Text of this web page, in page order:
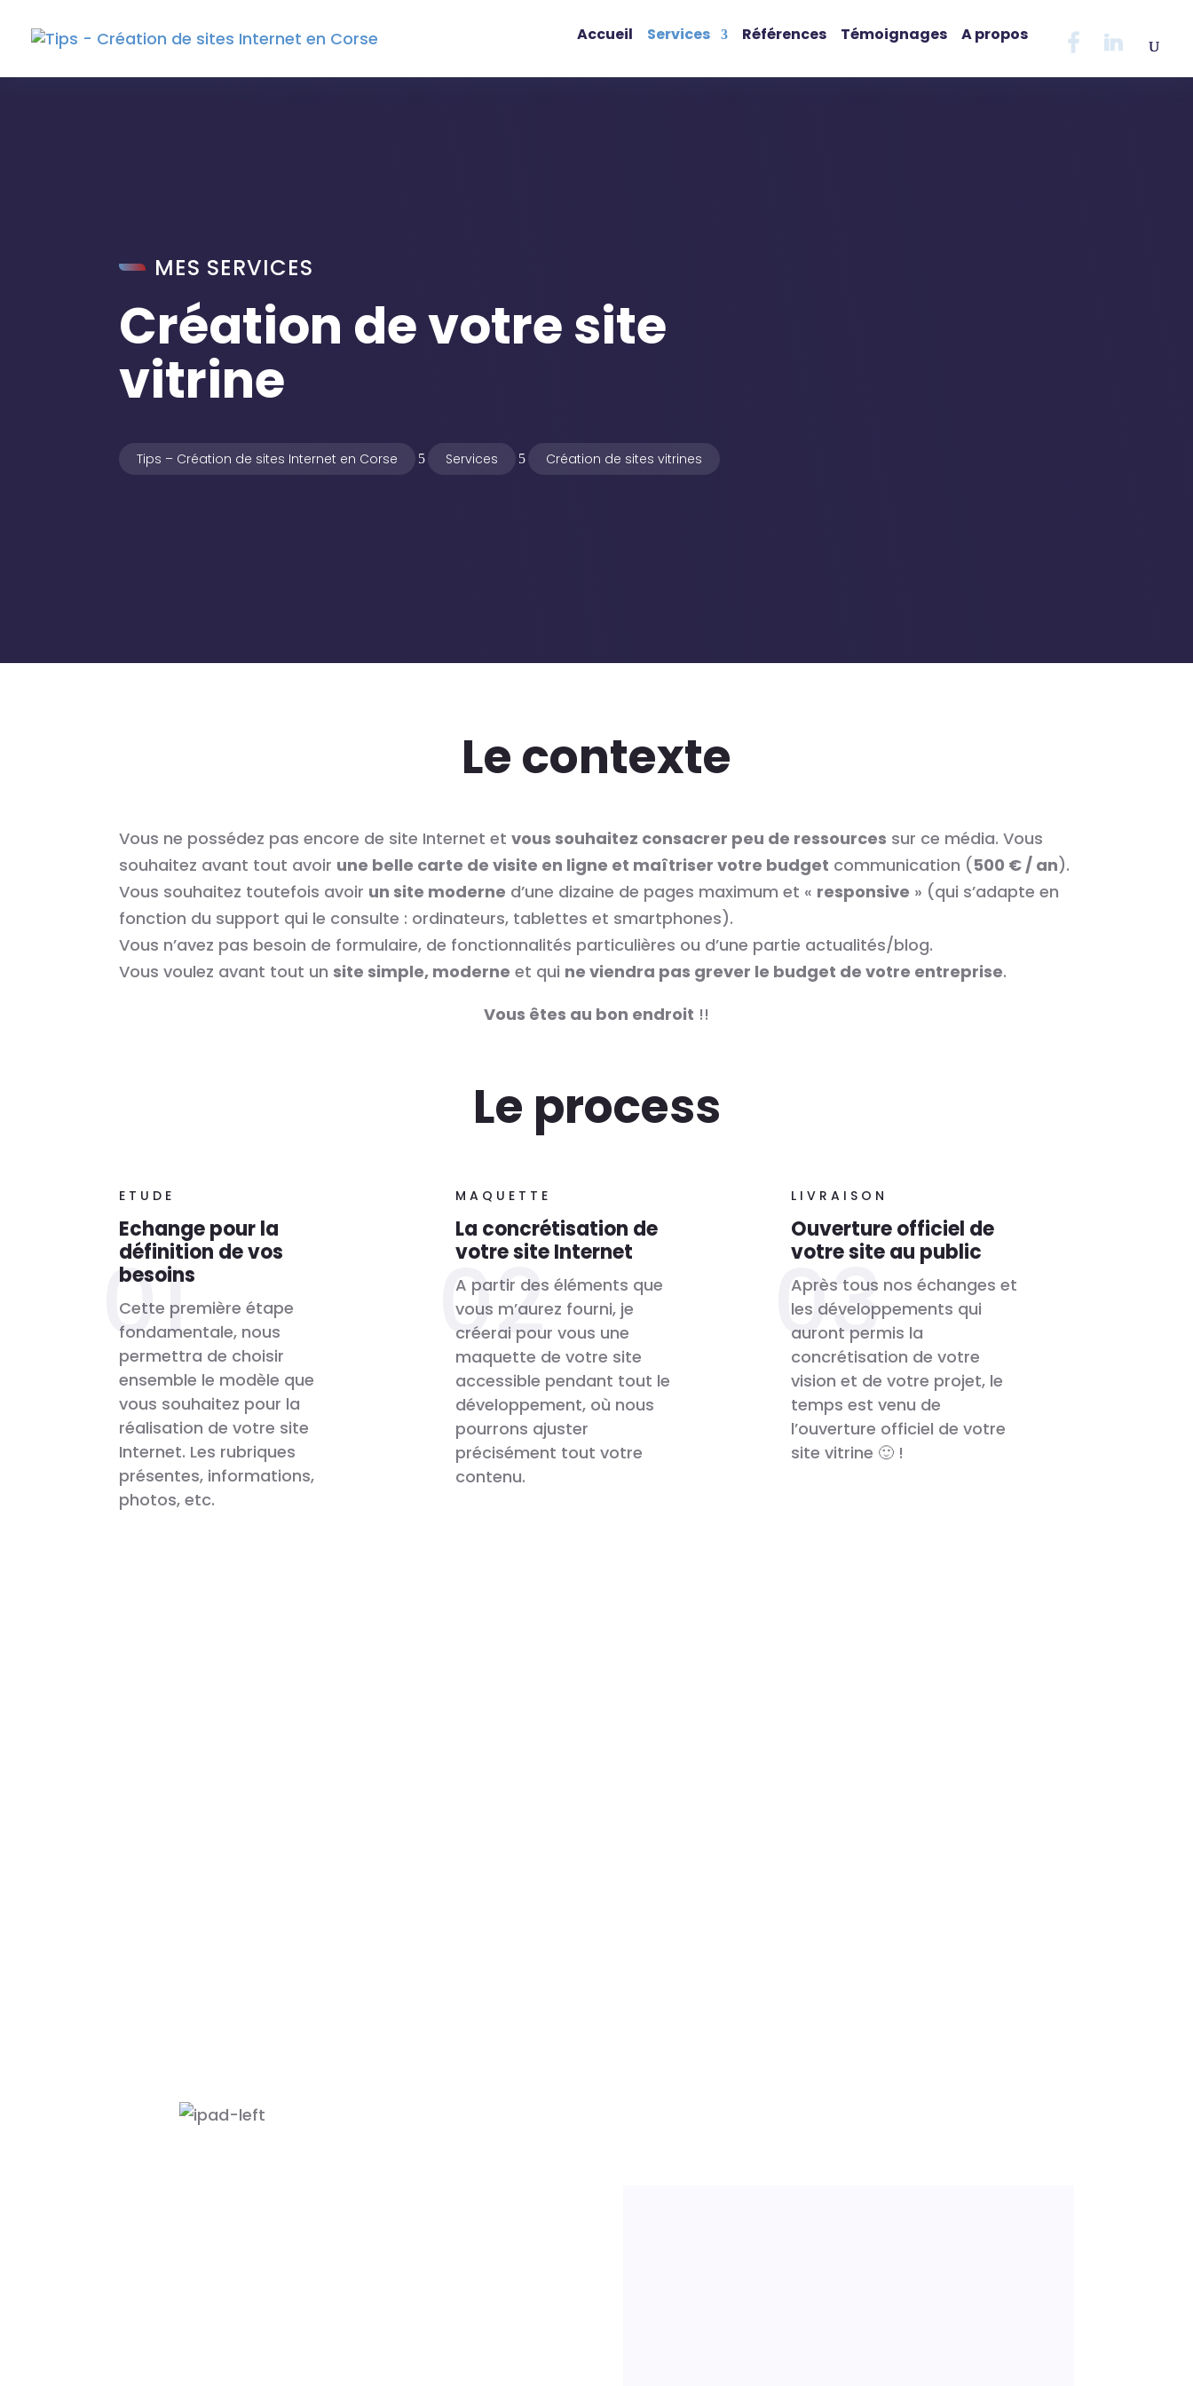
Accueil Services Références Témoignages A propos
MES SERVICES
Création de votre site
vitrine
Tips – Création de sites Internet en Corse 5 Services 5 Création de sites vitrines
Le contexte
Vous ne possédez pas encore de site Internet etvous souhaitez consacrer peu de ressources sur ce média. Vous
souhaitez avant tout avoir une belle carte de visite en ligne et maîtriser votre budget communication (500 € / an).
Vous souhaitez toutefois avoir un site moderne d’une dizaine de pages maximum et « responsive » (qui s’adapte en
fonction du support qui le consulte : ordinateurs, tablettes et smartphones).
Vous n’avez pas besoin de formulaire, de fonctionnalités particulières ou d’une partie actualités/blog.
Vous voulez avant tout un site simple, moderne et qui ne viendra pas grever le budget de votre entreprise.
Vous êtes au bon endroit !!
Le process
ETUDE
Echange pour la
définition de vos
besoins
Cette première étape
fondamentale, nous
permettra de choisir
ensemble le modèle que
vous souhaitez pour la
réalisation de votre site
Internet. Les rubriques
présentes, informations,
photos, etc.
MAQUETTE
La concrétisation de
votre site Internet
A partir des éléments que
vous m’aurez fourni, je
créerai pour vous une
maquette de votre site
accessible pendant tout le
développement, où nous
pourrons ajuster
précisément tout votre
contenu.
LIVRAISON
Ouverture officiel de
votre site au public
Après tous nos échanges et
les développements qui
auront permis la
concrétisation de votre
vision et de votre projet, le
temps est venu de
l’ouverture officiel de votre
site vitrine 🙂 !